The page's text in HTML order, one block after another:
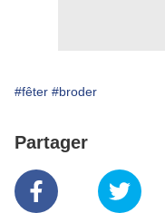
#fêter #broder
Partager